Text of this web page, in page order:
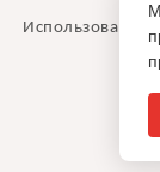
Использование